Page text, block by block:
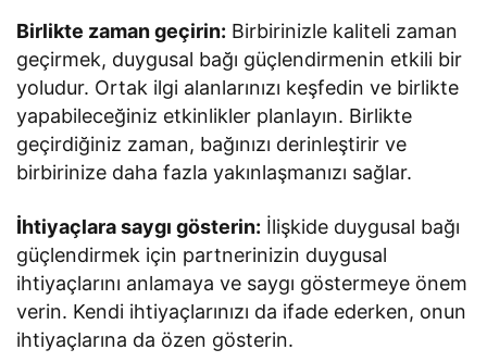
Birlikte zaman geçirin: Birbirinizle kaliteli zaman
geçirmek, duygusal bağı güçlendirmenin etkili bir
yoludur. Ortak ilgi alanlarınızı keşfedin ve birlikte
yapabileceğiniz etkinlikler planlayın. Birlikte
geçirdiğiniz zaman, bağınızı derinleştirir ve
birbirinize daha fazla yakınlaşmanızı sağlar.
İhtiyaçlara saygı gösterin: İlişkide duygusal bağı
güçlendirmek için partnerinizin duygusal
ihtiyaçlarını anlamaya ve saygı göstermeye önem
verin. Kendi ihtiyaçlarınızı da ifade ederken, onun
ihtiyaçlarına da özen gösterin.